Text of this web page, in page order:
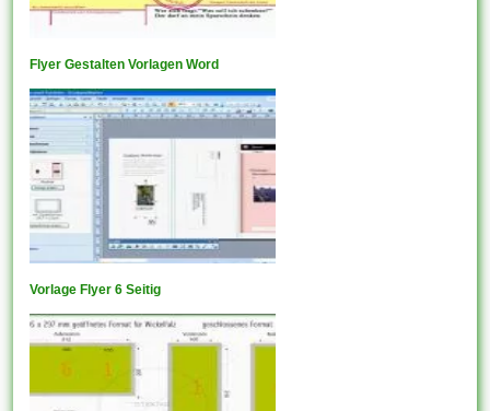
Flyer Gestalten Vorlagen Word
Vorlage Flyer 6 Seitig